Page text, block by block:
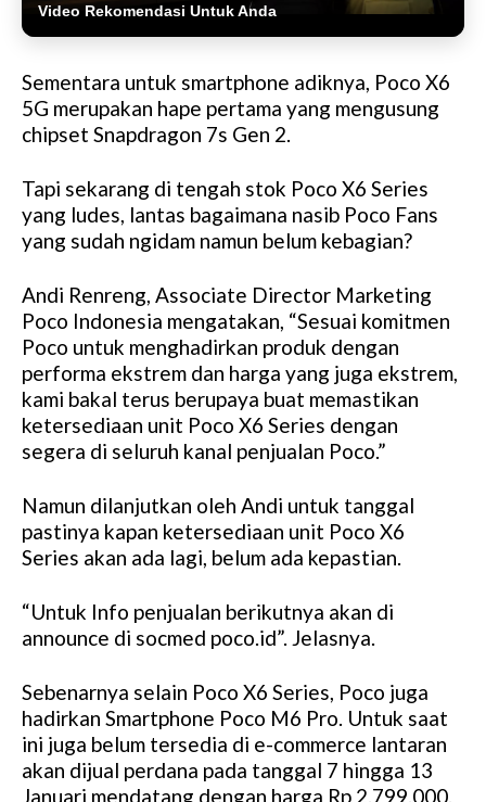
Video Rekomendasi Untuk Anda
Sementara untuk smartphone adiknya, Poco X6
5G merupakan hape pertama yang mengusung
chipset Snapdragon 7s Gen 2.
Tapi sekarang di tengah stok Poco X6 Series
yang ludes, lantas bagaimana nasib Poco Fans
yang sudah ngidam namun belum kebagian?
Andi Renreng, Associate Director Marketing
Poco Indonesia mengatakan, “Sesuai komitmen
Poco untuk menghadirkan produk dengan
performa ekstrem dan harga yang juga ekstrem,
kami bakal terus berupaya buat memastikan
ketersediaan unit Poco X6 Series dengan
segera di seluruh kanal penjualan Poco.”
Namun dilanjutkan oleh Andi untuk tanggal
pastinya kapan ketersediaan unit Poco X6
Series akan ada lagi, belum ada kepastian.
“Untuk Info penjualan berikutnya akan di
announce di socmed poco.id”. Jelasnya.
Sebenarnya selain Poco X6 Series, Poco juga
hadirkan Smartphone Poco M6 Pro. Untuk saat
ini juga belum tersedia di e-commerce lantaran
akan dijual perdana pada tanggal 7 hingga 13
Januari mendatang dengan harga Rp 2.799.000.